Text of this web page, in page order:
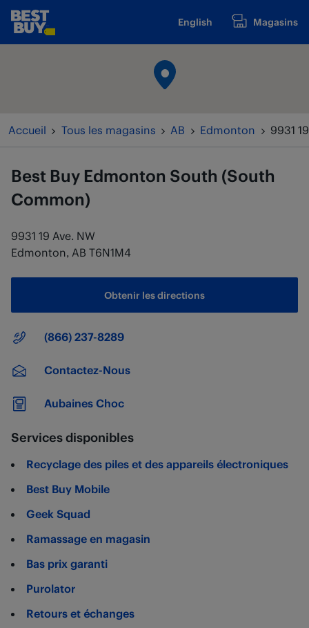
Passer au contenu
www.bestbuy.ca English Magasins
Accueil Tous les magasins AB Edmonton 9931
Best Buy Edmonton South (South
Common)
9931 19 Ave. NW
Edmonton, AB T6N1M4
Obtenir les directions
Numéro principal
(866) 237-8289
Contactez-Nous
Aubaines Choc
Services disponibles
Recyclage des piles et des appareils électroniques
Best Buy Mobile
Geek Squad
Ramassage en magasin
Bas prix garanti
Purolator
Retours et échanges